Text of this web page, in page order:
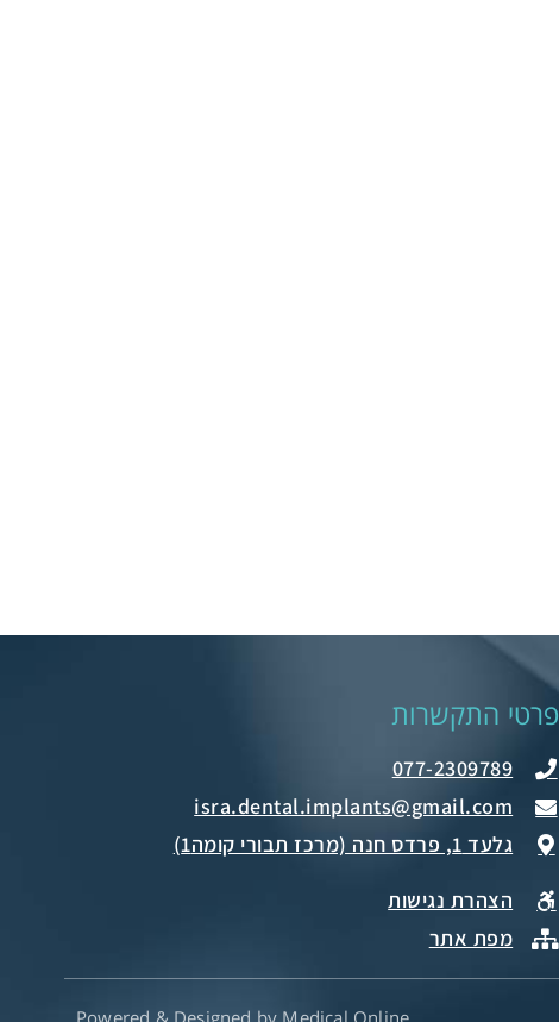
פרטי התקשרות
077-2309789
גלעד 1, פרדס חנה (מרכז תבורי קומה1)
הצהרת נגישות
מפת אתר
Powered & Designed by Medical Online